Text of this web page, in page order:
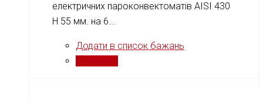
електричних пароконвектоматів AISI 430
H 55 мм. на 6...
Додати в список бажань